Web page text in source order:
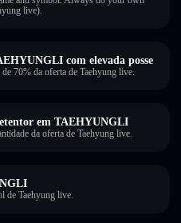
live).
com elevada posse
70% da oferta de Taehyung live.
em TAEHYUNGLI
da oferta de Taehyung live.
de Taehyung live.